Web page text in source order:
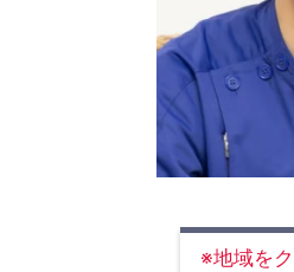
※地域を